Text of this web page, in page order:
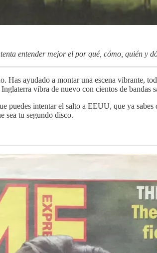
entender mejor el por qué, cómo, quién y
Has ayudado a montar una escena vibrante,
vibra de nuevo con cientos de bandas
puedes intentar el salto a EEUU, que ya
sea tu segundo disco.